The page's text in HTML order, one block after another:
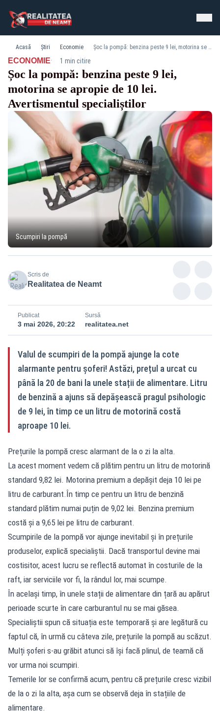
Acasă Știri Economie Șoc la pompă: benzina peste 9 lei, motorina se apropie de 10 lei. Avertismentul specialiștilor
ECONOMIE· 1 min citire
Șoc la pompă: benzina peste 9 lei,
motorina se apropie de 10 lei.
Avertismentul specialiștilor
Scumpiri la pompă
Scris de
Realitatea de Neamt
Publicat
3 mai 2026, 20:22
Sursă
realitatea.net
Valul de scumpiri de la pompă ajunge la cote
alarmante pentru șoferi! Astăzi, prețul a urcat cu
până la 20 de bani la unele stații de alimentare. Litru
de benzină a ajuns să depășească pragul psihologic
de 9 lei, în timp ce un litru de motorină costă
aproape 10 lei.
Prețurile la pompă cresc alarmant de la o zi la alta.
La acest moment vedem că plătim pentru un litru de motorină
standard 9,82 lei. Motorina premium a depășit deja 10 lei pe
litru de carburant.În timp ce pentru un litru de benzină
standard plătim numai puțin de 9,02 lei. Benzina premium
costă și a 9,65 lei pe litru de carburant.
Scumpirile de la pompă vor ajunge inevitabil și în prețurile
produselor, explică specialiștii. Dacă transportul devine mai
costisitor, acest lucru se reflectă automat în costurile de la
raft, iar serviciile vor fi, la rândul lor, mai scumpe.
În același timp, în unele stații de alimentare din țară au apărut
perioade scurte în care carburantul nu se mai găsea.
Specialiștii spun că situația este temporară și are legătură cu
faptul că, în urmă cu câteva zile, prețurile la pompă au scăzut.
Mulți șoferi s-au grăbit atunci să își facă plinul, de teamă că
vor urma noi scumpiri.
Temerile lor se confirmă acum, pentru că prețurile cresc vizibil
de la o zi la alta, așa cum se observă deja în stațiile de
alimentare.